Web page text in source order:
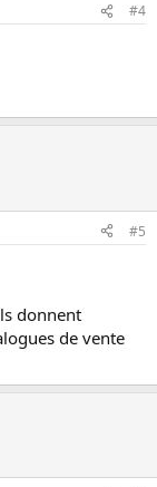
#4
#5
donnent
de vente